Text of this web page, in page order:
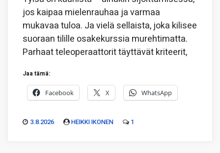
jos kaipaa mielenrauhaa ja varmaa
mukavaa tuloa. Ja vielä sellaista, joka kilisee
suoraan tilille osakekurssia murehtimatta.
Parhaat teleoperaattorit täyttävät kriteerit,
Jaa tämä:
Facebook X WhatsApp
3.8.2026 HEIKKI IKONEN 1